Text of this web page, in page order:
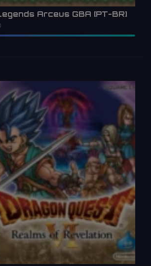
Arceus GBA [PT-BR]